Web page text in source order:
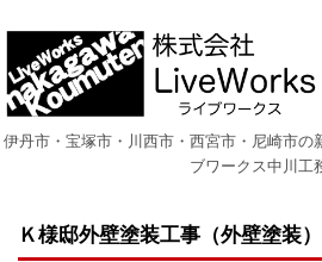
伊丹市・宝塚市・川西市・西宮市・尼崎市の
ブワークス中川工
Ｋ様邸外壁塗装工事（外壁塗装）